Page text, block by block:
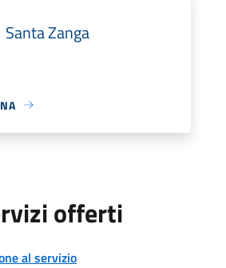
Santa Zanga
offerti
al servizio